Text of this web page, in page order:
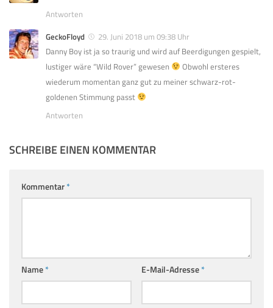
Antworten
GeckoFloyd
29. Juni 2018 um 09:38 Uhr
Danny Boy ist ja so traurig und wird auf Beerdigungen gespielt,
lustiger wäre “Wild Rover” gewesen
Obwohl ersteres
wiederum momentan ganz gut zu meiner schwarz-rot-
goldenen Stimmung passt
Antworten
SCHREIBE EINEN KOMMENTAR
Kommentar*
Name* E-Mail-Adresse*